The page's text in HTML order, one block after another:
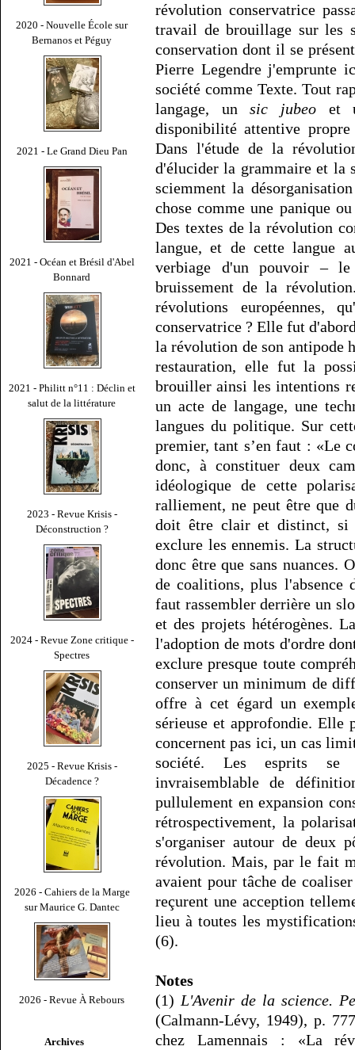
2020 - Nouvelle École sur
Bernanos et Péguy
2021 - Le Grand Dieu Pan
2021 - Océan et Brésil d'Abel
Bonnard
2021 - Philitt n°11 : Déclin et
salut de la littérature
2023 - Revue Krisis -
Déconstruction ?
2024 - Revue Zone critique -
Spectres
2025 - Revue Krisis -
Décadence ?
2026 - Cahiers de la Marge
sur Maurice G. Dantec
2026 - Revue À Rebours
Archives
révolution conservatrice
travail de brouillage sur les
conservation dont il se
Pierre Legendre j'emprunte
société comme Texte. Tout
langage, unsic jubeo et
disponibilité attentive
Dans l'étude de la
d'élucider la grammaire et la
sciemment la
chose comme une panique
Des textes de la révolution
langue, et de cette langue
verbiage d'un pouvoir –
bruissement de la
révolutions européennes,
conservatrice ? Elle fut
la révolution de son antipode
restauration, elle fut la
brouiller ainsi les intentions
un acte de langage, une
langues du politique. Sur
premier, tant s’en faut : «Le
donc, à constituer deux
idéologique de cette
ralliement, ne peut être que
doit être clair et distinct, si
exclure les ennemis. La
donc être que sans nuances.
de coalitions, plus l'absence
faut rassembler derrière un
et des projets hétérogènes.
l'adoption de mots d'ordre
exclure presque toute
conserver un minimum de
offre à cet égard un
sérieuse et approfondie. Elle
concernent pas ici, un cas
société. Les esprits se
invraisemblable de
pullulement en expansion
rétrospectivement, la
s'organiser autour de deux
révolution. Mais, par le fait
avaient pour tâche de
reçurent une acception
lieu à toutes les
(6).
Notes
(1) L'Avenir de la science.
(Calmann-Lévy, 1949), p.
chez Lamennais : «La